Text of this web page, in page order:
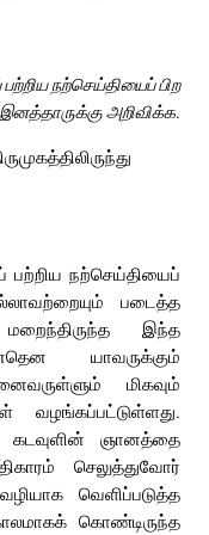
நற்செய்தியைப் பிற
இனத்தாருக்கு அறிவிக்க.
நற்செய்தியைப்
படைத்த
இந்த
யாவருக்கும்
மிகவும்
கடவுளின் ஞானத்தை
செலுத்துவோர்
வெளிப்படுத்த
கொண்டிருந்த